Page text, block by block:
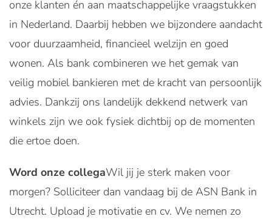
onze klanten én aan maatschappelijke vraagstukken
in Nederland. Daarbij hebben we bijzondere aandacht
voor duurzaamheid, financieel welzijn en goed
wonen. Als bank combineren we het gemak van
veilig mobiel bankieren met de kracht van persoonlijk
advies. Dankzij ons landelijk dekkend netwerk van
winkels zijn we ook fysiek dichtbij op de momenten
die ertoe doen.
Word onze collegaWil jij je sterk maken voor
morgen? Solliciteer dan vandaag bij de ASN Bank in
Utrecht. Upload je motivatie en cv. We nemen zo